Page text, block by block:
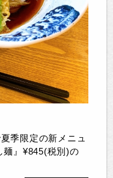
季限定の新メニュ
麺』¥845(税別)の